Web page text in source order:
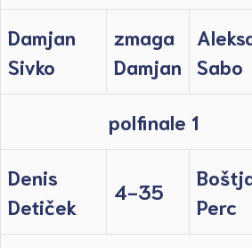
Damjan
Sivko
zmaga
Damjan
Sabo
polfinale 1
Denis
Detiček
4-35
Perc